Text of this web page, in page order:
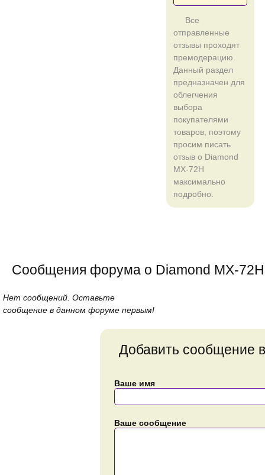
Все
отправленные
отзывы проходят
премодерацию.
Данный раздел
предназначен для
облегчения
выбора
покупателями
товаров, поэтому
просим писать
отзыв о Diamond
MX-72H
максимально
подробно.
Сообщения форума о Diamond MX-72H
Нет сообщений. Оставьте
сообщение в данном форуме первым!
Добавить сообщение
Ваше имя
Ваше сообщение